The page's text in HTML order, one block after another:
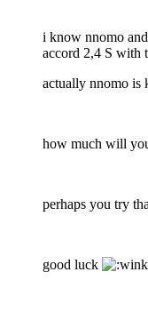
i know nnomo
accord 2,4 S with
actually nnomo is
how much will
perhaps you try
good luck